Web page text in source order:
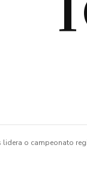
lidera o campeonato